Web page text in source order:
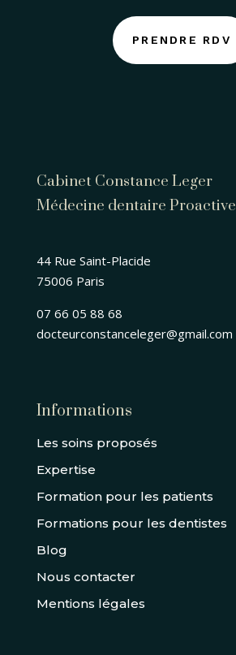
PRENDRE RDV
Cabinet Constance Leger
Médecine dentaire Proactive
44 Rue Saint-Placide
75006 Paris
07 66 05 88 68
docteurconstanceleger@gmail.com
Informations
Les soins proposés
Expertise
Formation pour les patients
Formations pour les dentistes
Blog
Nous contacter
Mentions légales